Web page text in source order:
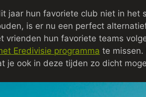
jaar hun favoriete club niet in het
is er nu een perfect
vrienden hun favoriete teams
Eredivisie programma te missen.
je ook in deze tijden zo dicht